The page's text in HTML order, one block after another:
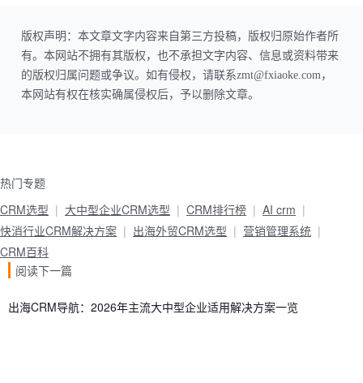
版权声明：本文章文字内容来自第三方投稿，版权归原始作者所
有。本网站不拥有其版权，也不承担文字内容、信息或资料带来
的版权归属问题或争议。如有侵权，请联系zmt@fxiaoke.com，
本网站有权在核实确属侵权后，予以删除文章。
热门专题
CRM选型
大中型企业CRM选型 CRM排行榜
AI crm
快消行业CRM解决方案
出海外贸CRM选型
营销管理系统
CRM百科
阅读下一篇
出海CRM导航：2026年主流大中型企业适用解决方案一览